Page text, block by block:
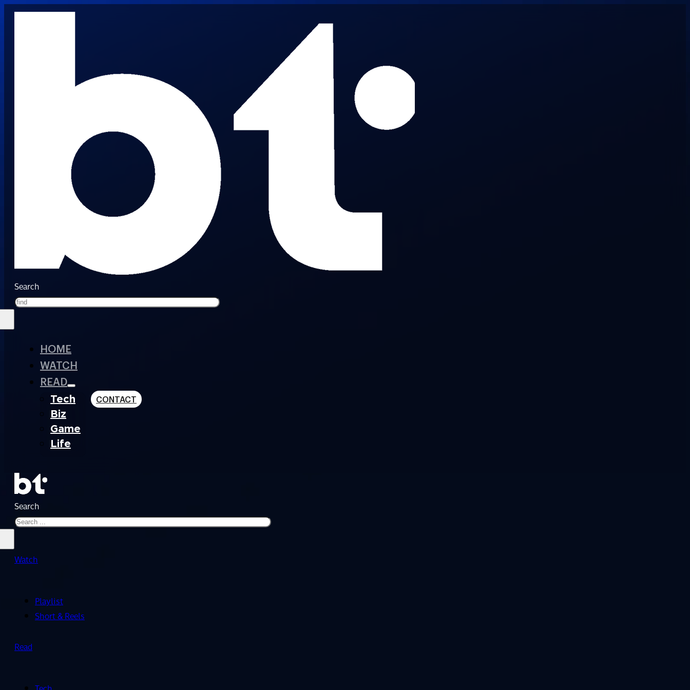
Search
HOME
WATCH
READ
Tech
Biz
Game
Life
CONTACT
Search
Watch
Playlist
Short & Reels
Read